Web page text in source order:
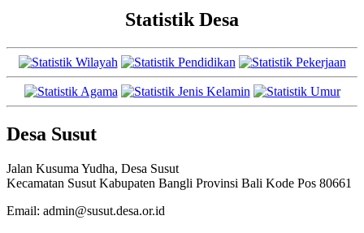
Statistik Desa
Desa Susut
Jalan Kusuma Yudha, Desa Susut
Kecamatan Susut Kabupaten Bangli Provinsi Bali Kode Pos 80661
Email: admin@susut.desa.or.id